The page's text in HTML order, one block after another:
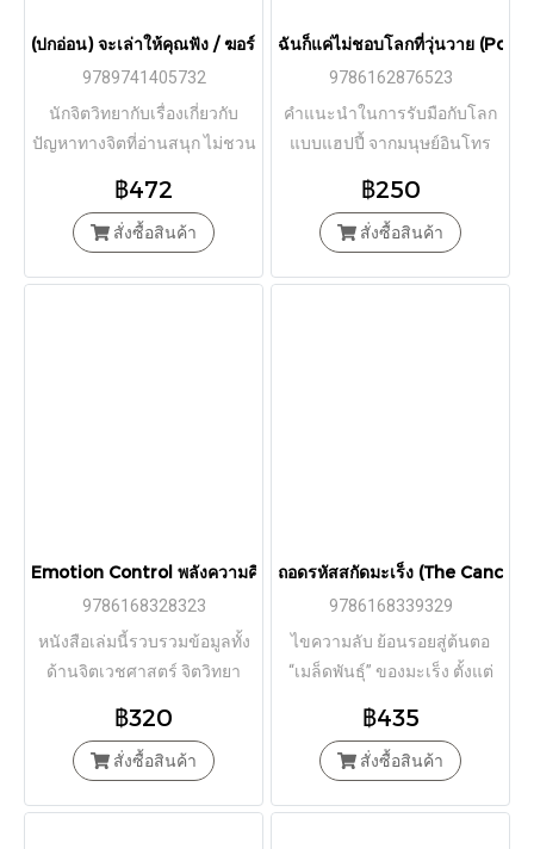
(ปกอ่อน) จะเล่าให้คุณฟัง / ฆอร์เฆ่ บูกาย / เพ็ญพิสาข์ ศรีวรนารถ / ผีเ
9789741405732
นักจิตวิทยากับเรื่องเกี่ยวกับ
ปัญหาทางจิตที่อ่านสนุก ไม่ชวน
฿472
สั่งซื้อสินค้า
ฉันก็แค่ไม่ชอบโลกที่วุ่นวาย
9786162876523
คำแนะนำในการรับมือกับโลก
แบบแฮปปี้ จากมนุษย์อินโทร
฿250
สั่งซื้อสินค้า
Emotion Control พลังความคิด พิชิตความแข็งแรง / ชิออน คาบาซ
9786168328323
หนังสือเล่มนี้รวบรวมข้อมูลทั้ง
ด้านจิตเวชศาสตร์ จิตวิทยา
฿320
สั่งซื้อสินค้า
ถอดรหัสสกัดมะเร็ง (The
9786168339329
ไขความลับ ย้อนรอยสู่ต้นตอ
“เมล็ดพันธุ์” ของมะเร็ง ตั้งแต่
พันธุกรรมอย่างไร เหตุใดจึง
รักษายากนัก และอะไรคือกุญแจ
฿435
สั่งซื้อสินค้า